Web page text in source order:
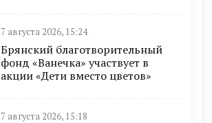
7 августа 2026, 15:24
Брянский благотворительный
фонд «Ванечка» участвует в
акции «Дети вместо цветов»
7 августа 2026, 15:18